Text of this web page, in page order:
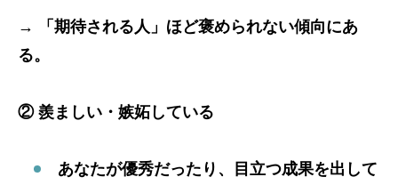
→
「期待される人」ほど褒められない傾向にあ
る。
② 羨ましい・嫉妬している
あなたが優秀だったり、目立つ成果を出して